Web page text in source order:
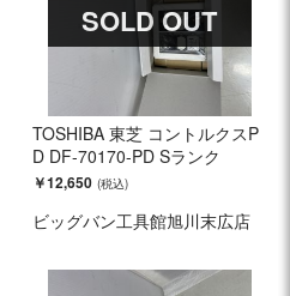
SOLD OUT
TOSHIBA 東芝 コントルクスP
D DF-70170-PD Sランク
￥12,650
ビッグバン工具館旭川末広店